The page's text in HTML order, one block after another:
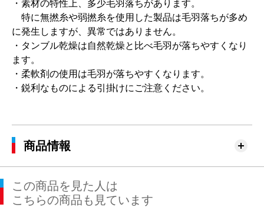
・素材の特性上、多少毛羽落ちがあります。
特に無撚糸や弱撚糸を使用した製品は毛羽落ちが多め
に発生しますが、異常ではありません。
・タンブル乾燥は自然乾燥と比べ毛羽が落ちやすくなり
ます。
・柔軟剤の使用は毛羽が落ちやすくなります。
・鋭利なものによる引掛けにご注意ください。
商品情報
この商品を見た人は
こちらの商品も見ています